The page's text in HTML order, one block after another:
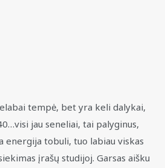
tempė, bet yra keli dalykai,
jau seneliai, tai palyginus,
energija tobuli, tuo labiau viskas
įrašų studijoj. Garsas aišku